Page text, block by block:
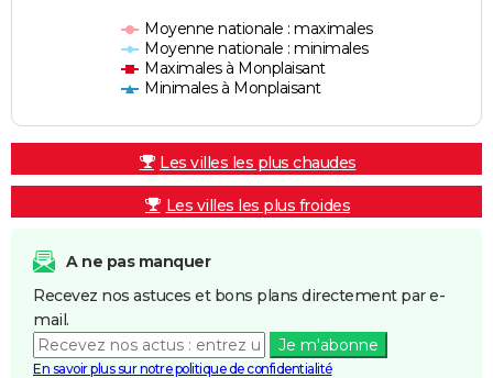
Moyenne nationale : maximales
Moyenne nationale : minimales
Maximales à Monplaisant
Minimales à Monplaisant
Les villes les plus chaudes
Les villes les plus froides
A ne pas manquer
Recevez nos astuces et bons plans directement par e-
mail.
Je m'abonne
En savoir plus sur notre politique de confidentialité